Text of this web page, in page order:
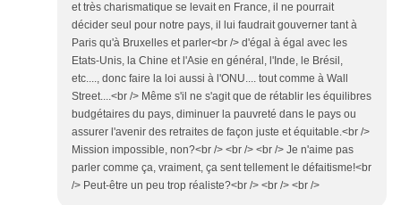
et très charismatique se levait en France, il ne pourrait
décider seul pour notre pays, il lui faudrait gouverner tant à
Paris qu'à Bruxelles et parler<br /> d'égal à égal avec les
Etats-Unis, la Chine et l'Asie en général, l'Inde, le Brésil,
etc...., donc faire la loi aussi à l'ONU.... tout comme à Wall
Street....<br /> Même s'il ne s'agit que de rétablir les équilibres
budgétaires du pays, diminuer la pauvreté dans le pays ou
assurer l'avenir des retraites de façon juste et équitable.<br />
Mission impossible, non?<br /> <br /> <br /> Je n'aime pas
parler comme ça, vraiment, ça sent tellement le défaitisme!<br
/> Peut-être un peu trop réaliste?<br /> <br /> <br />